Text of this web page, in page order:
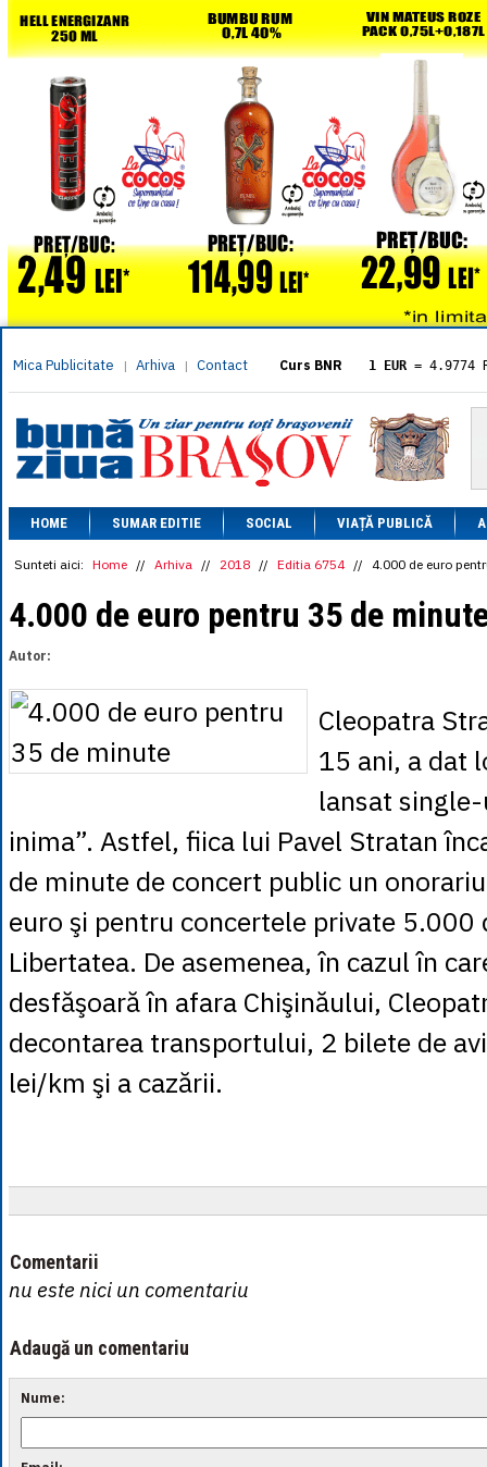
Mica Publicitate | Arhiva | Contact Curs BNR 1 EUR = 4.9774
= 5.8304
1 XAU= 464.4611
1 AED= 1.1933
1 AUD= 2.7957
1 BGN= 2.5449
1 CAD= 3.1559
1 CHF= 5.2813
1 CNY = 0.6015
= 0.6668
1 EGP
= 0.0860
1 MDL= 0.2538
1 MXN
1 NOK
= 0.4191
1 NZD
1 PLN= 1.1646
= 0.0425
1 RUB= 0.0530
1 SEK= 0.4526
1 TRY= 0.1141
1 UAH = 0.1048
1 XDR= 5.9383
1 ZAR= 0.2318
HOME SUMAR EDITIE SOCIAL VIAȚĂ PUBLICĂ
Sunteti aici: Home // Arhiva // 2018 // Editia 6754 // 4.000 de euro
4.000 de euro pentru 35 de
Autor:
Cleopatra
15 ani, a dat
lansat single-
inima”. Astfel, fiica lui Pavel Stratan
de minute de concert public un
euro şi pentru concertele private 5.000
Libertatea. De asemenea, în cazul în
desfăşoară în afara Chişinăului,
decontarea transportului, 2 bilete de
lei/km şi a cazării.
Comentarii
nu este nici un comentariu
Adaugă un comentariu
Nume: